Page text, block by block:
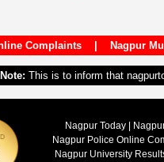
Complaints| Nagpur
Note: This is to inform that
Nagpur Today |
Nagpur Police Online
Nagpur University